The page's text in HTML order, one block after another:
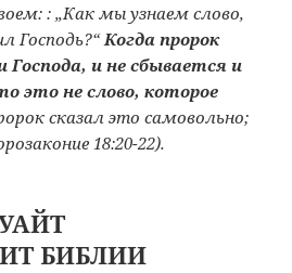
: „Как мы узнаем слово,
Господь?“Когда пророк
и не сбывается и
это не слово, которое
сказал это самовольно;
18:20-22).
БИБЛИИ